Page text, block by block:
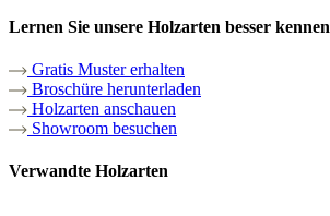
Lernen Sie unsere Holzarten besser kennen
Gratis Muster erhalten
Broschüre herunterladen
Holzarten anschauen
Showroom besuchen
Verwandte Holzarten